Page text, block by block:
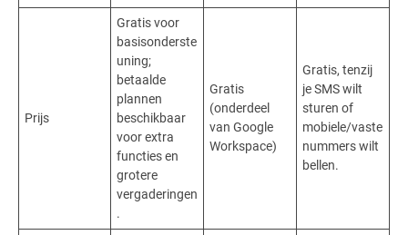
Prijs
Gratis voor
basisonderste
uning;
betaalde
plannen
beschikbaar
voor extra
functies en
grotere
vergaderingen
.
Gratis
(onderdeel
van Google
Workspace)
Gratis, tenzij
je SMS wilt
sturen of
mobiele/vaste
nummers wilt
bellen.